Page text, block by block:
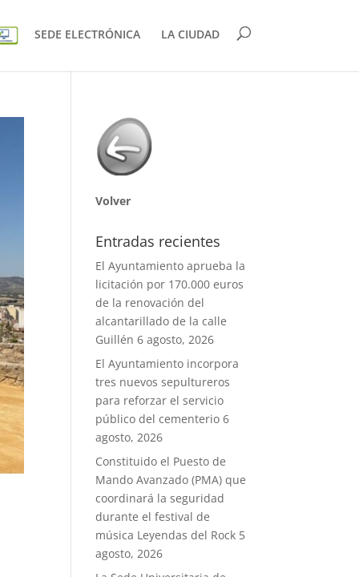
SEDE ELECTRÓNICA LA CIUDAD
Volver
Entradas recientes
El Ayuntamiento aprueba la
licitación por 170.000 euros
de la renovación del
alcantarillado de la calle
Guillén 6 agosto, 2026
El Ayuntamiento incorpora
tres nuevos sepultureros
para reforzar el servicio
público del cementerio 6
agosto, 2026
Constituido el Puesto de
Mando Avanzado (PMA) que
coordinará la seguridad
durante el festival de
música Leyendas del Rock 5
agosto, 2026